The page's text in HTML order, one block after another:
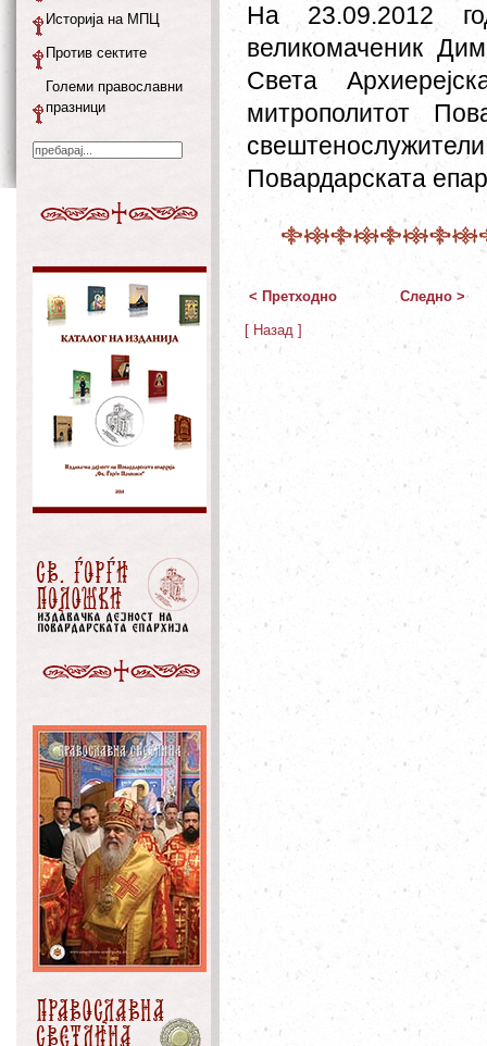
На 23.09.2012
великомаченик
Света
митрополитот
Повардарската
< Претходно Следно >
[ Назад ]
Историја на МПЦ
Против сектите
Големи православни
празници